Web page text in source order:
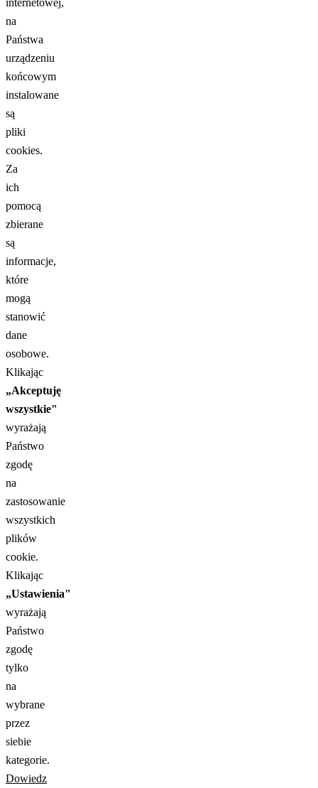
na
Państwa
urządzeniu
końcowym
instalowane
są
pliki
cookies.
Za
ich
pomocą
zbierane
są
informacje,
które
mogą
stanowić
dane
osobowe.
Klikając
„Akceptuję
wszystkie"
wyrażają
Państwo
zgodę
na
zastosowanie
wszystkich
plików
cookie.
Klikając
„Ustawienia"
wyrażają
Państwo
zgodę
tylko
na
wybrane
przez
siebie
kategorie.
Dowiedz